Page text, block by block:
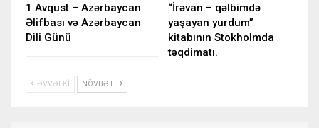
1 Avqust – Azərbaycan
Əlifbası və Azərbaycan
Dili Günü
“İrəvan – qəlbimdə
yaşayan yurdum”
kitabının Stokholmda
təqdimatı.
ƏVVƏLKI NÖVBƏTI